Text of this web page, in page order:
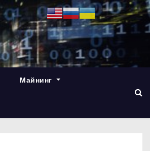
Майнинг